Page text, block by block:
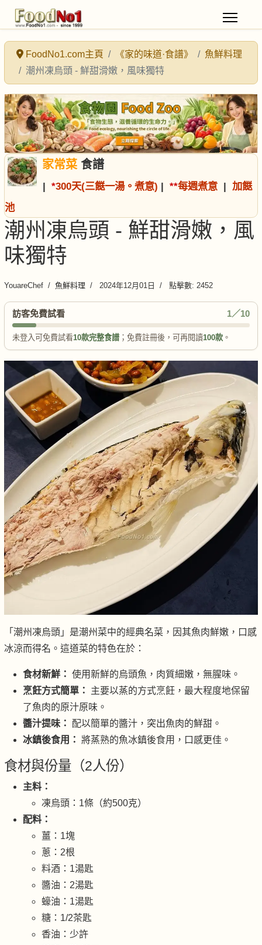
FoodNo1.com主頁 《家的味道·食譜》
魚鮮料理
潮州凍烏頭 - 鮮甜滑嫩，風味獨特
家常菜食譜
| *300天(三餸一湯。煮意) | **每週煮意 | 加餸
池
潮州凍烏頭 - 鮮甜滑嫩，風
味獨特
YouareChef 魚鮮料理 2024年12月01日 點擊數: 2452
訪客免費試看 1／10
未登入可免費試看10款完整食譜 ；免費註冊後，可再閱讀100款 。
「潮州凍烏頭」是潮州菜中的經典名菜，因其魚肉鮮嫩，口感
冰涼而得名。這道菜的特色在於：
食材新鮮： 使用新鮮的烏頭魚，肉質細嫩，無腥味。
烹飪方式簡單：
主要以蒸的方式烹飪，最大程度地保留
了魚肉的原汁原味。
醬汁提味：
配以簡單的醬汁，突出魚肉的鮮甜。
冰鎮後食用： 將蒸熟的魚冰鎮後食用，口感更佳。
食材與份量（2人份）
主料：
凍烏頭：1條（約500克）
配料：
薑：1塊
蔥：2根
料酒：1湯匙
醬油：2湯匙
蠔油：1湯匙
糖：1/2茶匙
香油：少許